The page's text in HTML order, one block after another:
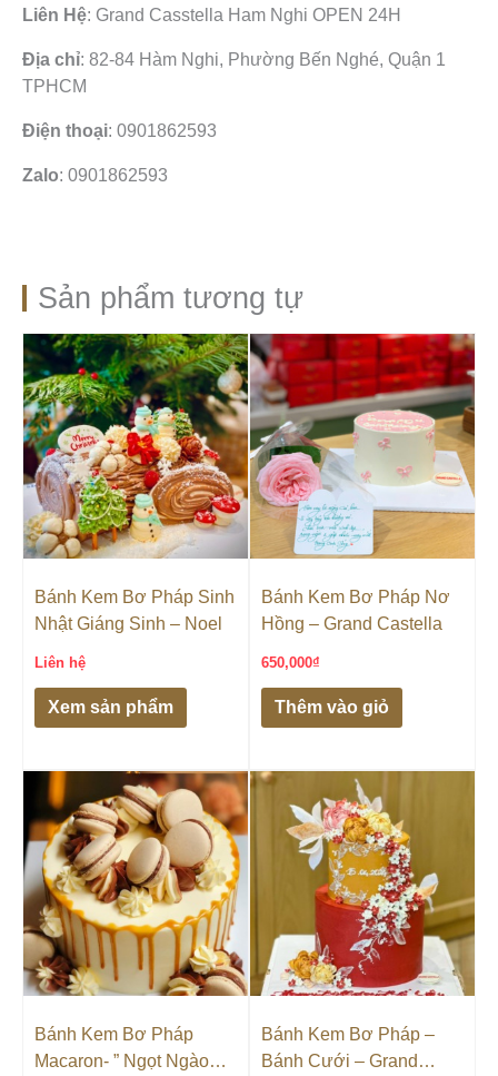
Liên Hệ: Grand Casstella Ham Nghi OPEN 24H
Địa chỉ: 82-84 Hàm Nghi, Phường Bến Nghé, Quận 1
TPHCM
Điện thoại: 0901862593
Zalo: 0901862593
Sản phẩm tương tự
Bánh Kem Bơ Pháp Sinh
Nhật Giáng Sinh – Noel
Liên hệ
Xem sản phẩm
Bánh Kem Bơ Pháp Nơ
Hồng – Grand Castella
650,000₫
Thêm vào giỏ
Bánh Kem Bơ Pháp
Macaron- ” Ngọt Ngào
Bánh Kem Bơ Pháp –
Bánh Cưới – Grand